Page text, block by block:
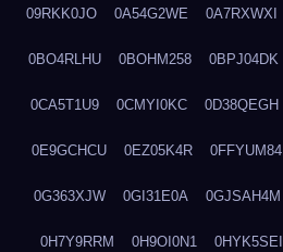
09RKK0JO 0A54G2WE 0A7RXWXI
0BO4RLHU 0BOHM258 0BPJ04DK
0CA5T1U9 0CMYI0KC 0D38QEGH
0E9GCHCU 0EZ05K4R 0FFYUM84
0G363XJW 0GI31E0A 0GJSAH4M
0H7Y9RRM 0H9OI0N1 0HYK5SEI